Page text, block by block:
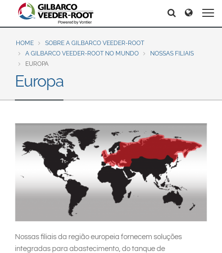
North America
United States
Canada
Latin America
Español
Português
English
Español
Europe & CIS
English
Dansk
Deutsch
Français
Italiano
Srpski
Suomi
Middle East and Africa
India
Asia Pacific
中国
South East Asia
Search
Search Search
HOME
SOBRE A GILBARCO VEEDER-ROOT
A GILBARCO VEEDER-ROOT NO MUNDO
NOSSAS FILIAIS
EUROPA
Europa
Nossas filiais da região europeia fornecem soluções
integradas para abastecimento, do tanque de